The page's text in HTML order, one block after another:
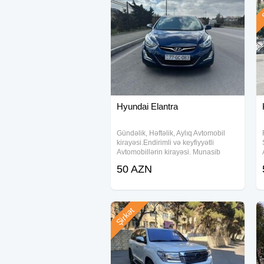
Hyundai Elantra
Gündəlik, Həftəlik, Aylıq Avtomobil
kirayəsi.Endirimli və keyfiyyətli
Avtomobillərin kirayəsi. Munasib
Hava limanına çatdırılma, ünvana
endirimlər.
50 AZN
Şirkət